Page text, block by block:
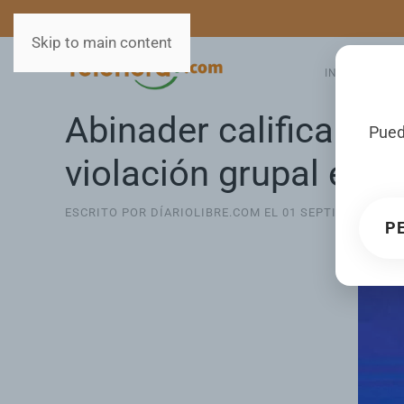
Skip to main content
INICIO
Abinader califica de
violación grupal en
ESCRITO POR DÍARIOLIBRE.COM EL 01 SEPTIEMBRE 2025